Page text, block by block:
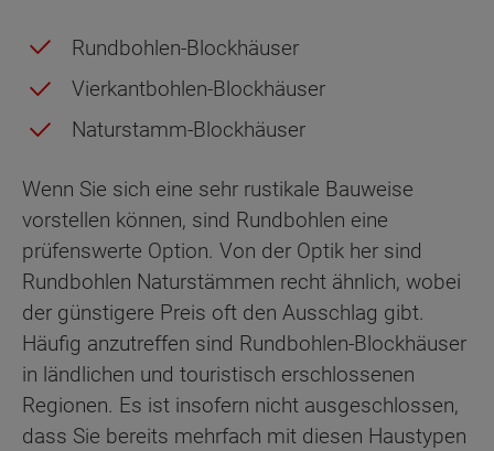
Rundbohlen-Blockhäuser
Vierkantbohlen-Blockhäuser
Naturstamm-Blockhäuser
Wenn Sie sich eine sehr rustikale Bauweise
vorstellen können, sind Rundbohlen eine
prüfenswerte Option. Von der Optik her sind
Rundbohlen Naturstämmen recht ähnlich, wobei
der günstigere Preis oft den Ausschlag gibt.
Häufig anzutreffen sind Rundbohlen-Blockhäuser
in ländlichen und touristisch erschlossenen
Regionen. Es ist insofern nicht ausgeschlossen,
dass Sie bereits mehrfach mit diesen Haustypen